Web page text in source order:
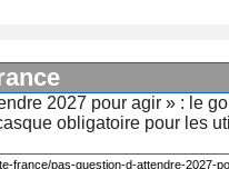
2027 pour agir » : le
obligatoire pour les